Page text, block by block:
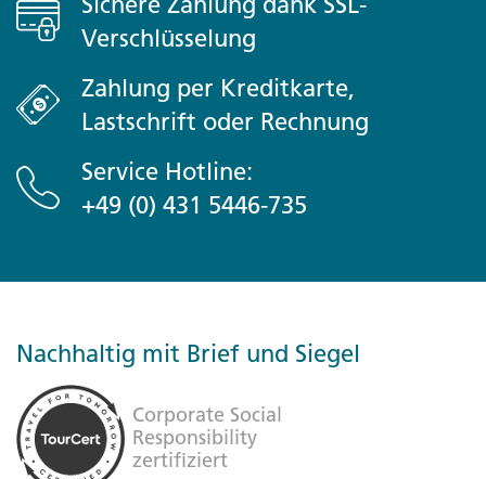
Verschlüsselung
Zahlung per Kreditkarte,
Lastschrift oder Rechnung
Service Hotline:
+49 (0) 431 5446-735
Nachhaltig mit Brief und Siegel